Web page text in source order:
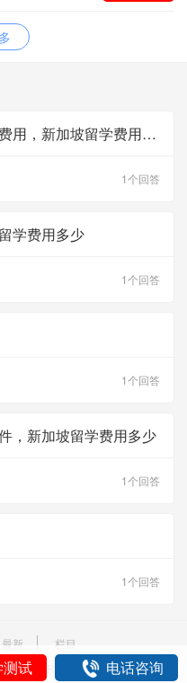
新加坡留学，去新加坡留学的费用，新加坡留学费用多少
1个回答
学费用多少
1个回答
1个回答
，新加坡留学费用多少
1个回答
1个回答
最新
栏目
All Rights Reserved
测试 电话咨询